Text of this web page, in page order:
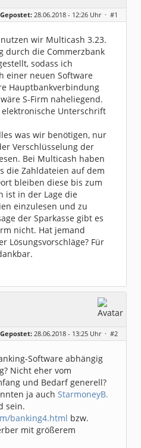
Gepostet: 28.06.2018 - 12:26 Uhr · #1
wir Multicash 3.23.
durch die Commerzbank
sodass ich
einer neuen Software
Hauptbankverbindung
S-Firm naheliegend.
Unterschrift
was wir benötigen, nur
Verschlüsselung der
Bei Multicash haben
die Zahldateien auf dem
bleiben diese bis zum
ist in der Lage die
einzulesen und zu
der Sparkasse gibt es
nicht. Hat jemand
Lösungsvorschläge? Für
Gepostet: 28.06.2018 - 13:25 Uhr · #2
Software abhängig
Nicht eher vom
und Bedarf generell?
ja auch StarmoneyB.
sein.
banking4.html bzw.
mit größerem